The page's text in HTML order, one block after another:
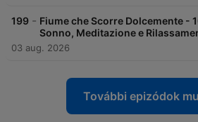
199 - Fiume che Scorre Dolcemente -
Sonno, Meditazione e
03 aug. 2026
További epizódok